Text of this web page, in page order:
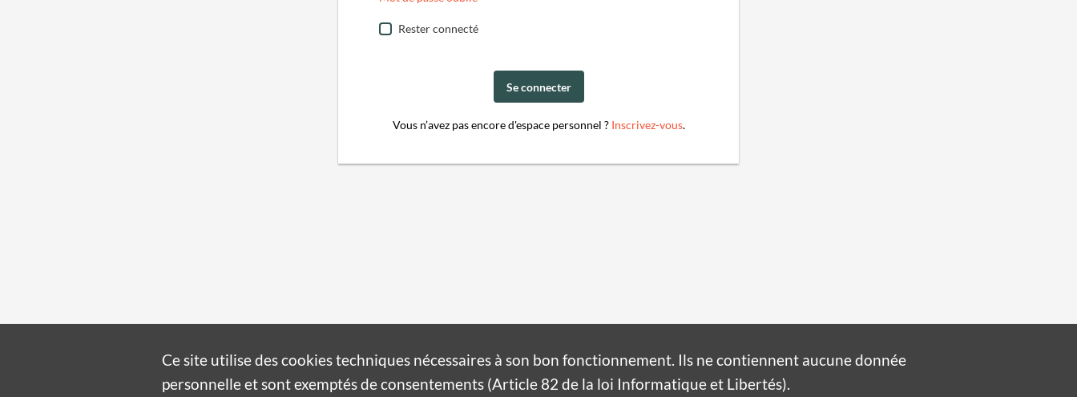
Rester connecté
Se connecter
Vous n’avez pas encore d'espace personnel ? Inscrivez-vous.
Ce site utilise descookiestechniques nécessaires à son bon fonctionnement. Ils ne contiennent aucune donnée
personnelle et sont exemptés de consentements (Article 82 de la loi Informatique et Libertés).